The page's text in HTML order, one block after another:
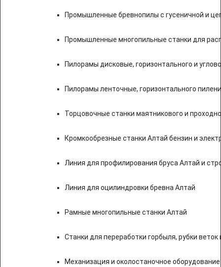
Промышленные бревнопилы с гусеничной и
Промышленные многопильные станки для
Пилорамы дисковые, горизонтального и
Пилорамы ленточные, горизонтального
Торцовочные станки маятникового и
Кромкообрезные станки Алтай бензин и
Линия для профилирования бруса Алтай и
Линия для оцилиндровки бревна Алтай
Рамные многопильные станки Алтай
Станки для переработки горбыля, рубки веток
Механизация и околостаночное оборудование